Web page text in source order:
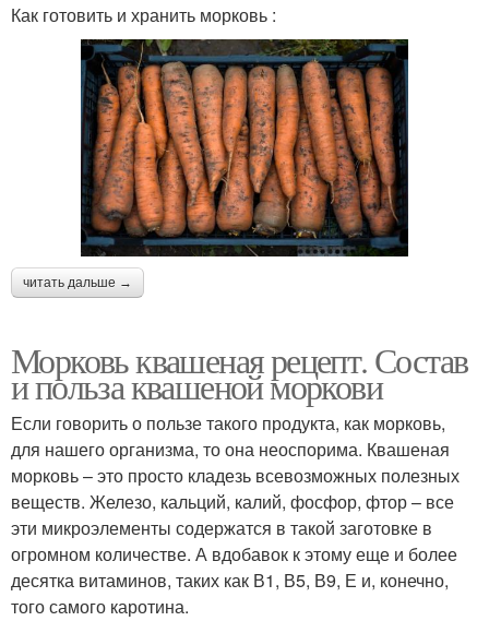
Как готовить и хранить морковь :
читать дальше →
Морковь квашеная рецепт. Состав
и польза квашеной моркови
Если говорить о пользе такого продукта, как морковь,
для нашего организма, то она неоспорима. Квашеная
морковь – это просто кладезь всевозможных полезных
веществ. Железо, кальций, калий, фосфор, фтор – все
эти микроэлементы содержатся в такой заготовке в
огромном количестве. А вдобавок к этому еще и более
десятка витаминов, таких как В1, В5, В9, Е и, конечно,
того самого каротина.